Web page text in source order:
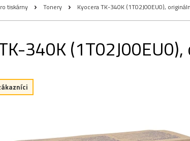
tiskárny Tonery Kyocera TK-340K (1T02J00EU0),
340K